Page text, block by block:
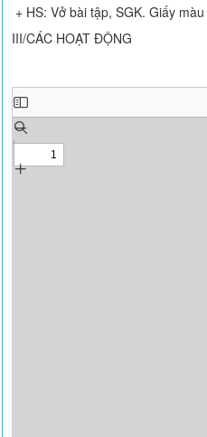
+ HS: Vở bài tập, SGK. Giấy
III/CÁC HOẠT ĐỘNG